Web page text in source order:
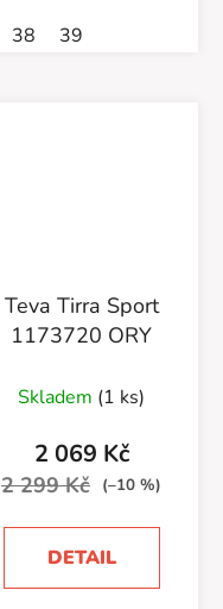
42
38 39
Teva Tirra Sport
1173720 ORY
Skladem (1 ks)
2 069 Kč
2 299 Kč (–10 %)
DETAIL